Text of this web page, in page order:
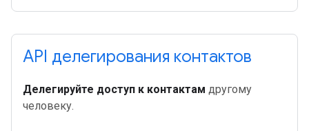
API делегирования контактов
Делегируйте доступ к контактам другому
человеку.